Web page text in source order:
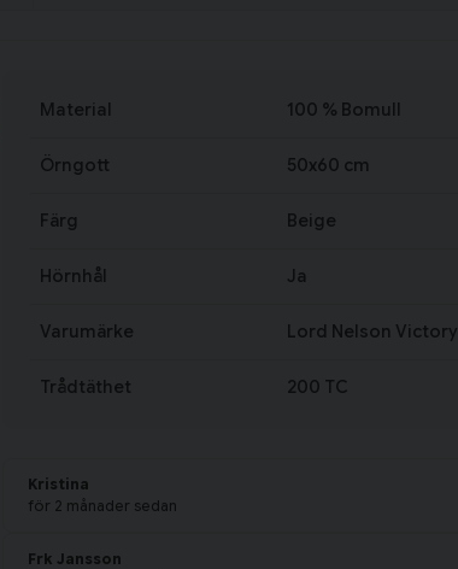
Material 100 % Bomull
Örngott 50x60 cm
Färg Beige
Hörnhål Ja
Varumärke Lord Nelson Victory
Trådtäthet 200 TC
Kristina
för 2 månader sedan
Frk Jansson